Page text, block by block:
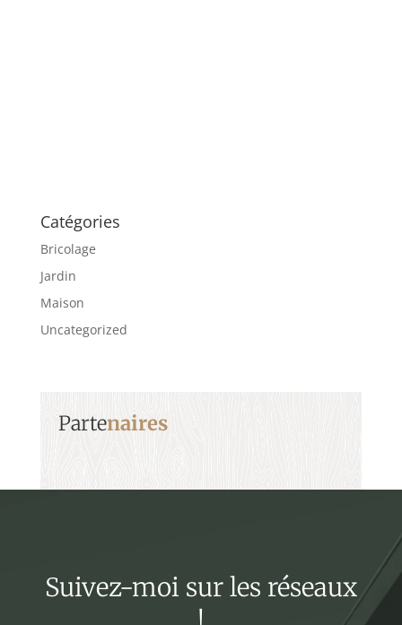
Catégories
Bricolage
Jardin
Maison
Uncategorized
Partenaires
Suivez-moi sur les réseaux